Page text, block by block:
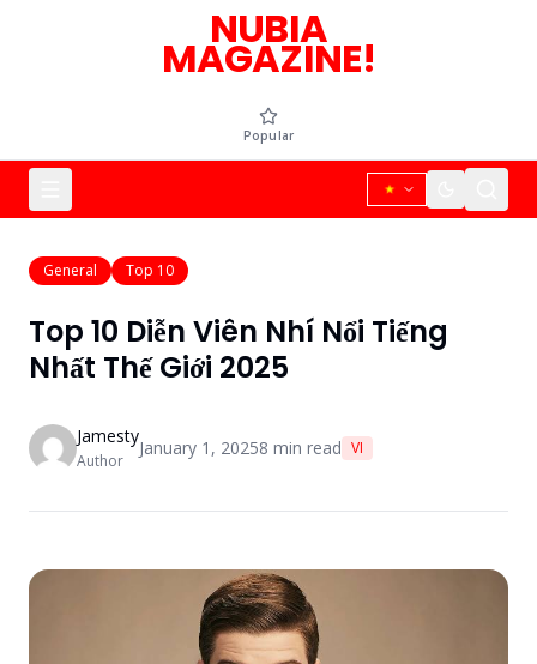
NUBIA
MAGAZINE!
Popular
General Top 10
Top 10 Diễn Viên Nhí Nổi Tiếng
Nhất Thế Giới 2025
Jamesty
Author
January 1, 20258 min read VI